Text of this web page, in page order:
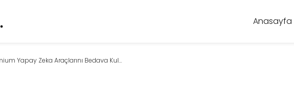
Anasayfa
Yapay Zeka Araçlarını Bedava Kul...